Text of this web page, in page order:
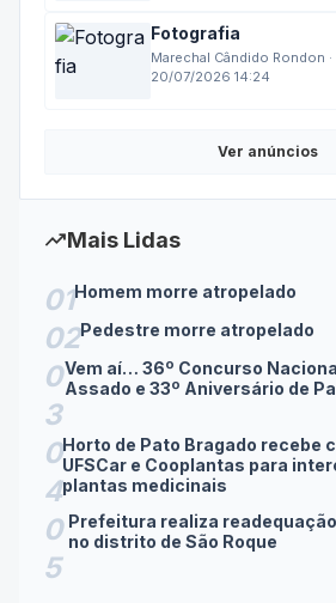
Fotografia
Marechal Cândido Rondon ·
trending_up Mais Lidas
01Homem morre atropelado
02 Pedestre morre atropelado
0
3
Vem aí… 36º Concurso
Assado e 33º Aniversário de
0
4
Horto de Pato Bragado recebe
UFSCar e Cooplantas para
plantas medicinais
0
5
Prefeitura realiza readequação
no distrito de São Roque